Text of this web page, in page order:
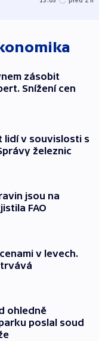
zásobit
Snížení cen
lidí v souvislosti s
železnic
jsou na
FAO
v levech.
ohledně
poslal soud